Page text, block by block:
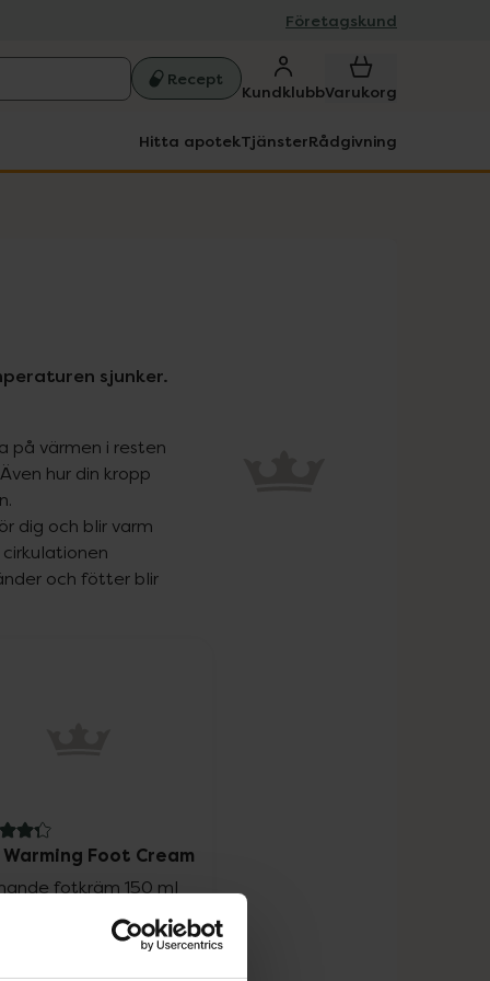
Företagskund
Recept
KundklubbVarukorg
Hitta apotekTjänsterRådgivning
sjunker.
på värmen i resten
hur din kropp
dig och blir varm
och fötter blir
5 i omdöme
Warming Foot Cream
fotkräm 150 ml
Pris online